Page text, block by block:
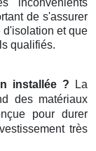
inconvénients
de s'assurer
d'isolation et que
qualifiés.
installée ? La
des matériaux
pour durer
très